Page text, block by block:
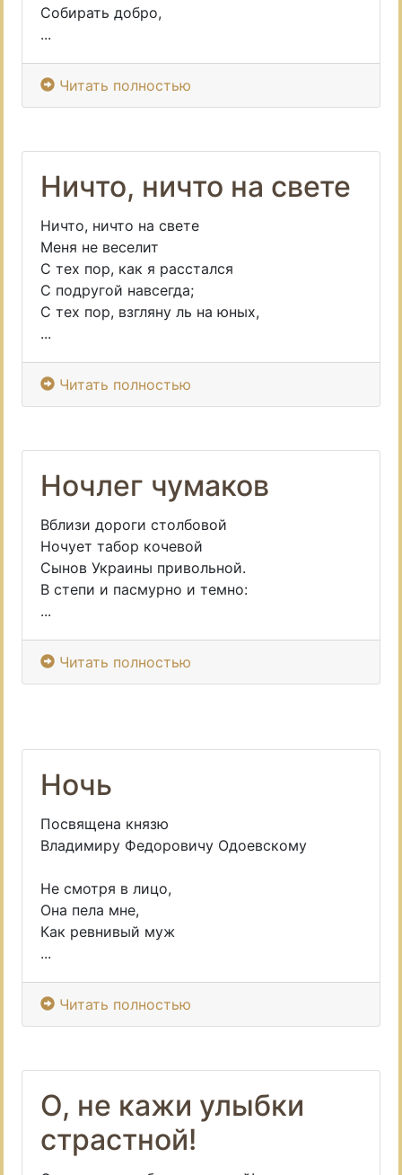
Собирать добро,
...
Читать полностью
Ничто, ничто на свете
Ничто, ничто на свете
Меня не веселит
С тех пор, как я расстался
С подругой навсегда;
С тех пор, взгляну ль на юных,
...
Читать полностью
Ночлег чумаков
Вблизи дороги столбовой
Ночует табор кочевой
Сынов Украины привольной.
В степи и пасмурно и темно:
...
Читать полностью
Ночь
Посвящена князю
Владимиру Федоровичу Одоевскому
Не смотря в лицо,
Она пела мне,
Как ревнивый муж
...
Читать полностью
О, не кажи улыбки
страстной!